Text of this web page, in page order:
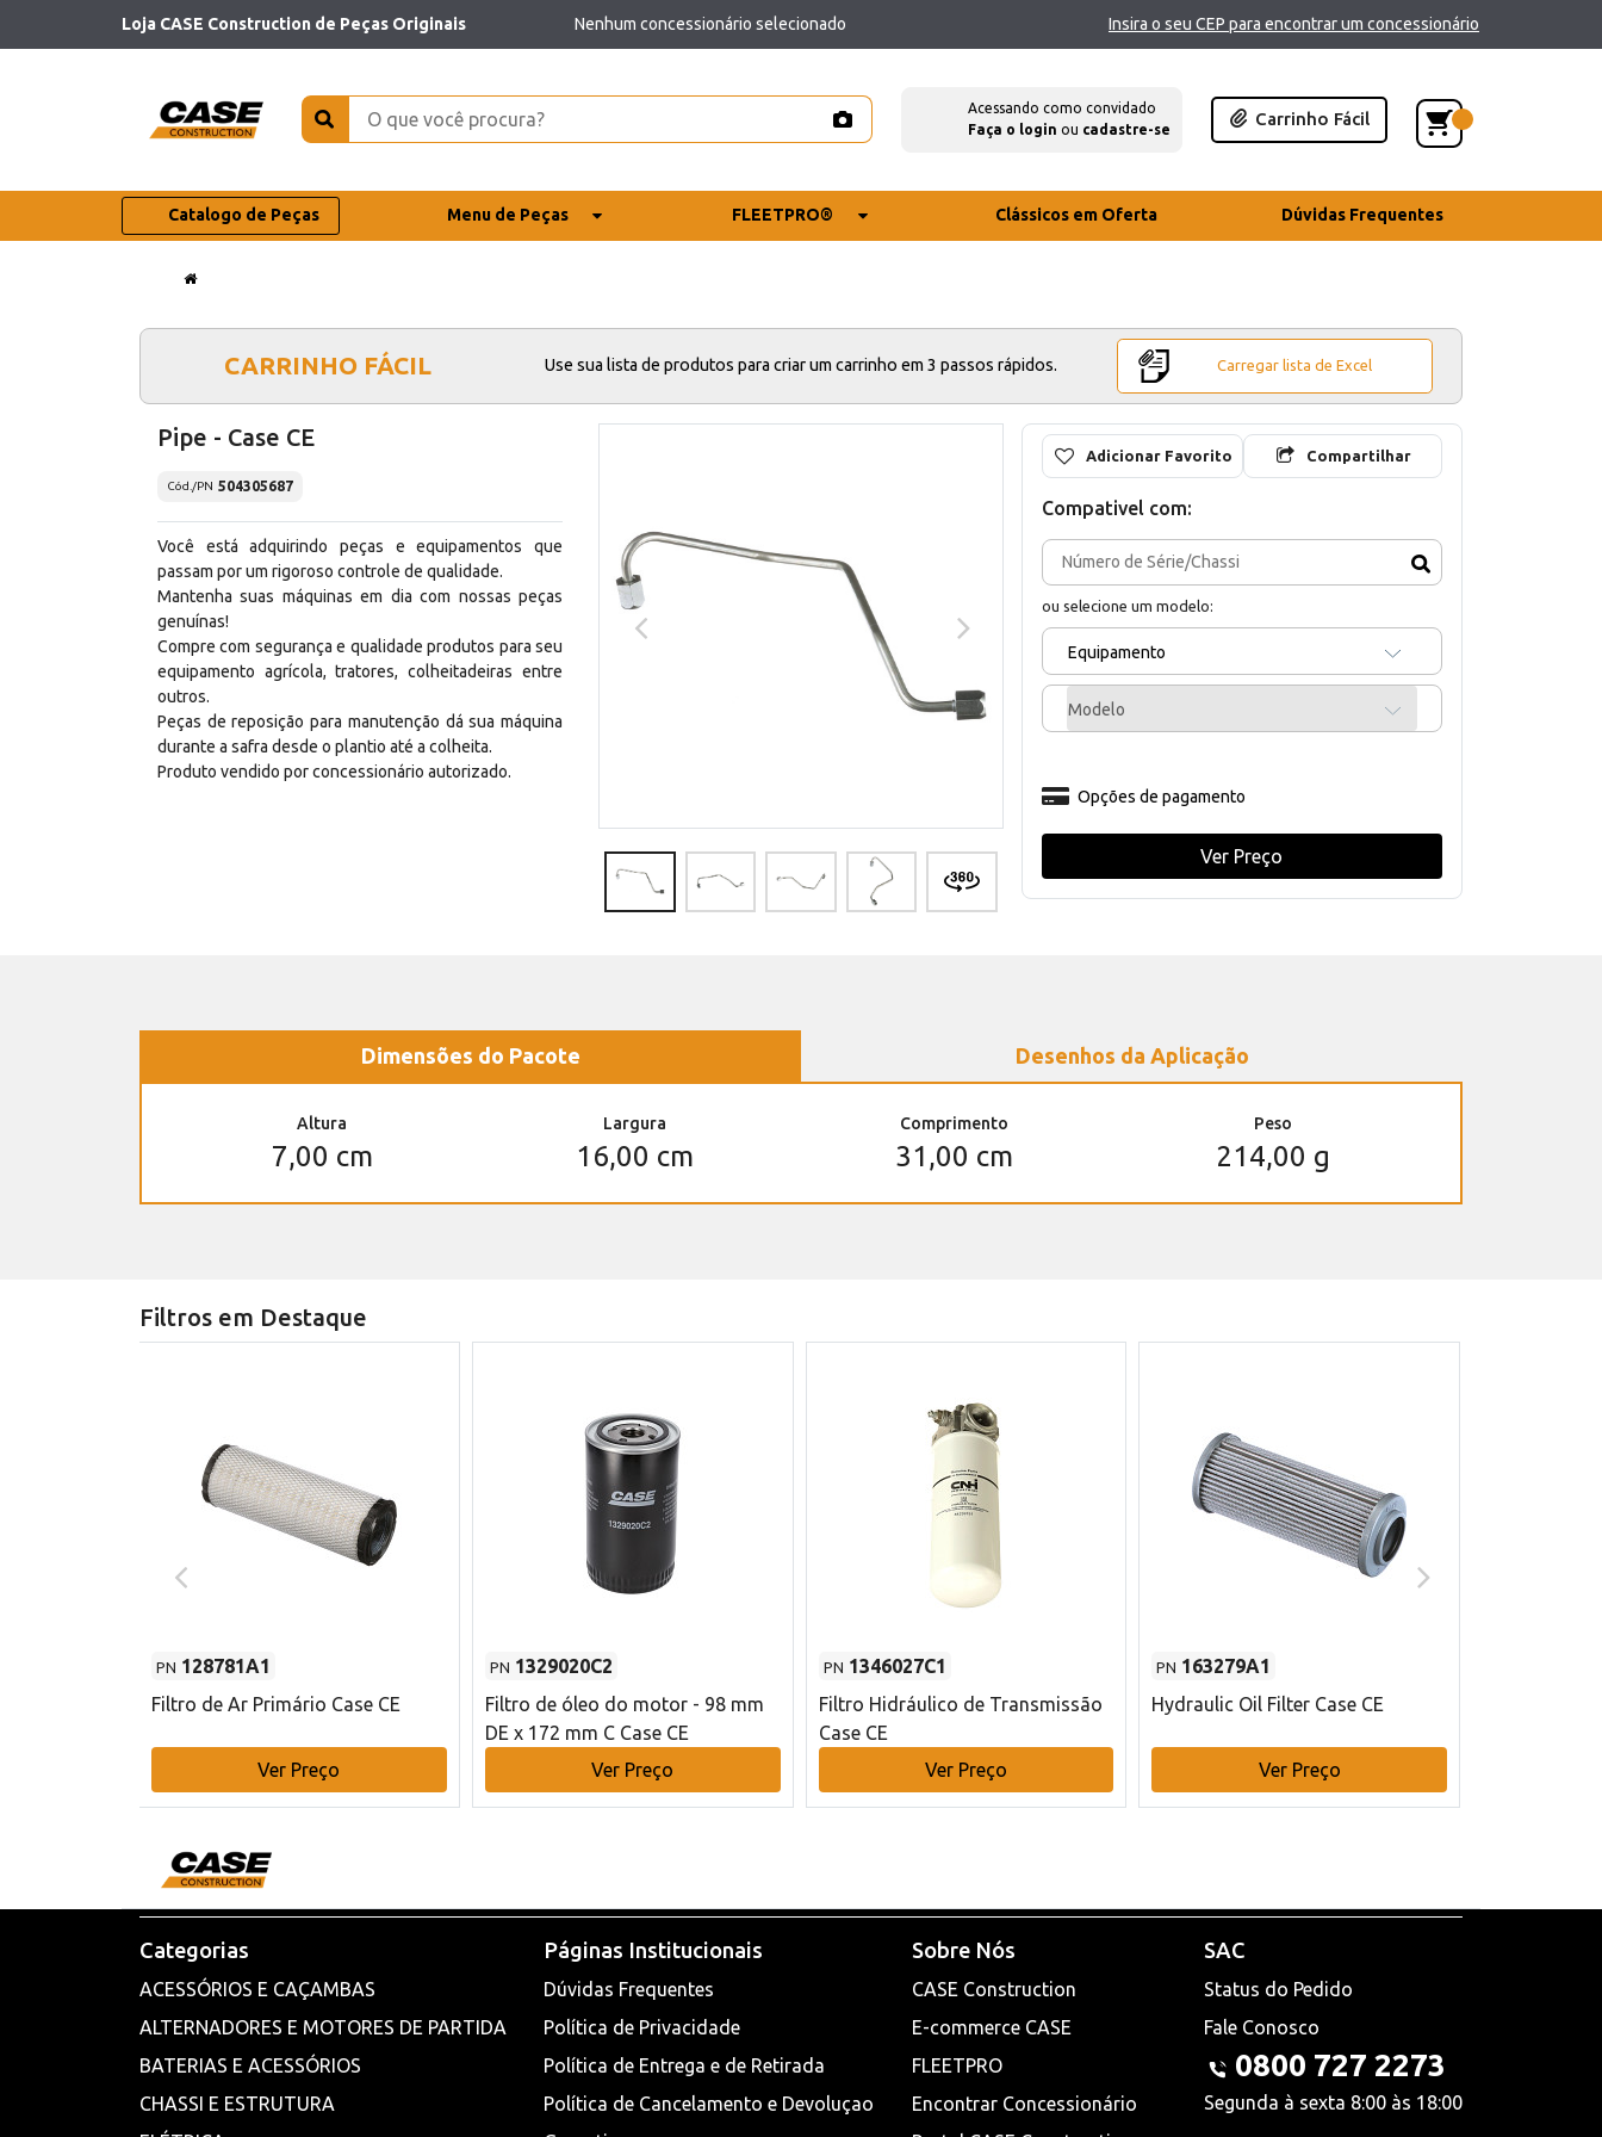
Loja CASE Construction de Peças Originais Nenhum concessionário selecionado Insira o seu CEP para encontrar um concessionário
Acessando como convidado
Faça o login ou cadastre-se
Carrinho Fácil
Catalogo de Peças Menu de Peças FLEETPRO® Clássicos em Oferta Dúvidas Frequentes
CARRINHO FÁCIL Use sua lista de produtos para criar um carrinho em 3 passos rápidos. Carregar lista de Excel
Pipe - Case CE
Cód./PN 504305687
Você está adquirindo peças e equipamentos que
passam por um rigoroso controle de qualidade.
Mantenha suas máquinas em dia com nossas peças
genuínas!
Compre com segurança e qualidade produtos para seu
equipamento agrícola, tratores, colheitadeiras entre
outros.
Peças de reposição para manutenção dá sua máquina
durante a safra desde o plantio até a colheita.
Produto vendido por concessionário autorizado.
Adicionar Favorito Compartilhar
Compativel com:
ou selecione um modelo:
Equipamento
Modelo
Opções de pagamento
Ver Preço
Dimensões do Pacote Desenhos da Aplicação
Altura
7,00 cm
Largura
16,00 cm
Comprimento
31,00 cm
Peso
214,00 g
Filtros em Destaque
PN 128781A1
Filtro de Ar Primário Case CE
Ver Preço
PN 1329020C2
Filtro de óleo do motor - 98 mm
DE x 172 mm C Case CE
Ver Preço
PN 1346027C1
Filtro Hidráulico de Transmissão
Case CE
Ver Preço
PN 163279A1
Hydraulic Oil Filter Case CE
Ver Preço
Categorias
ACESSÓRIOS E CAÇAMBAS
ALTERNADORES E MOTORES DE PARTIDA
BATERIAS E ACESSÓRIOS
CHASSI E ESTRUTURA
Páginas Institucionais
Dúvidas Frequentes
Política de Privacidade
Política de Entrega e de Retirada
Política de Cancelamento e Devoluçao
Sobre Nós
CASE Construction
E-commerce CASE
FLEETPRO
Encontrar Concessionário
SAC
Status do Pedido
Fale Conosco
0800 727 2273
Segunda à sexta 8:00 às 18:00